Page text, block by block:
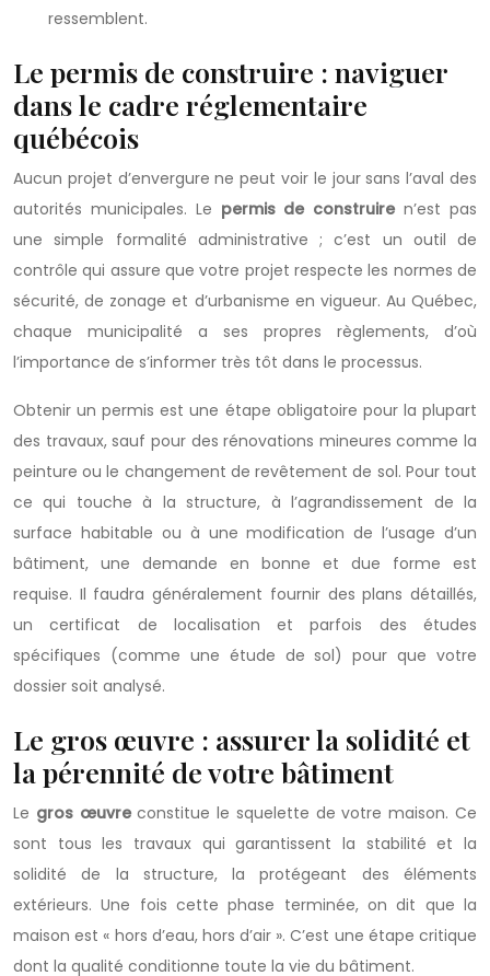
ressemblent.
Le permis de construire : naviguer
dans le cadre réglementaire
québécois
Aucun projet d’envergure ne peut voir le jour sans l’aval des
autorités municipales. Le permis de construire n’est pas
une simple formalité administrative ; c’est un outil de
contrôle qui assure que votre projet respecte les normes de
sécurité, de zonage et d’urbanisme en vigueur. Au Québec,
chaque municipalité a ses propres règlements, d’où
l’importance de s’informer très tôt dans le processus.
Obtenir un permis est une étape obligatoire pour la plupart
des travaux, sauf pour des rénovations mineures comme la
peinture ou le changement de revêtement de sol. Pour tout
ce qui touche à la structure, à l’agrandissement de la
surface habitable ou à une modification de l’usage d’un
bâtiment, une demande en bonne et due forme est
requise. Il faudra généralement fournir des plans détaillés,
un certificat de localisation et parfois des études
spécifiques (comme une étude de sol) pour que votre
dossier soit analysé.
Le gros œuvre : assurer la solidité et
la pérennité de votre bâtiment
Le gros œuvreconstitue le squelette de votre maison. Ce
sont tous les travaux qui garantissent la stabilité et la
solidité de la structure, la protégeant des éléments
extérieurs. Une fois cette phase terminée, on dit que la
maison est « hors d’eau, hors d’air ». C’est une étape critique
dont la qualité conditionne toute la vie du bâtiment.